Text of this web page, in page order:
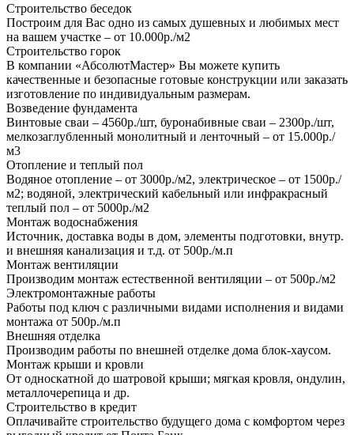
Строительство беседок
Построим для Вас одно из самых душевных и любимых мест
на вашем участке – от 10.000р./м2
Строительство горок
В компании «АбсолютМастер» Вы можете купить
качественные и безопасные готовые конструкции или заказать
изготовление по индивидуальным размерам.
Возведение фундамента
Винтовые сваи – 4560р./шт, буронабивные сваи – 2300р./шт,
мелкозаглубленный монолитный и ленточный – от 15.000р./
м3
Отопление и теплый пол
Водяное отопление – от 3000р./м2, электрическое – от 1500р./
м2; водяной, электрический кабельный или инфракрасный
теплый пол – от 5000р./м2
Монтаж водоснабжения
Источник, доставка воды в дом, элементы подготовки, внутр.
и внешняя канализация и т.д. от 500р./м.п
Монтаж вентиляции
Производим монтаж естественной вентиляции – от 500р./м2
Электромонтажные работы
Работы под ключ с различными видами исполнения и видами
монтажа от 500р./м.п
Внешняя отделка
Производим работы по внешней отделке дома блок-хаусом.
Монтаж крыши и кровли
От односкатной до шатровой крыши; мягкая кровля, ондулин,
металлочерепица и др.
Строительство в кредит
Оплачивайте строительство будущего дома с комфортом через